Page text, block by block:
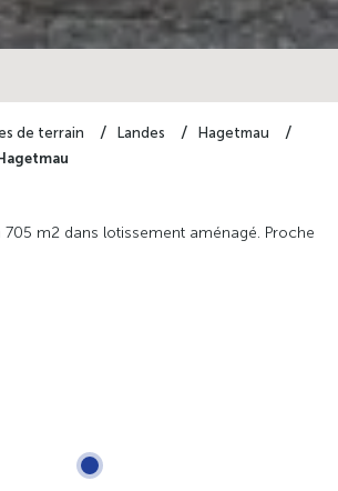
de terrain Landes
Hagetmau
m2 dans lotissement aménagé. Proche